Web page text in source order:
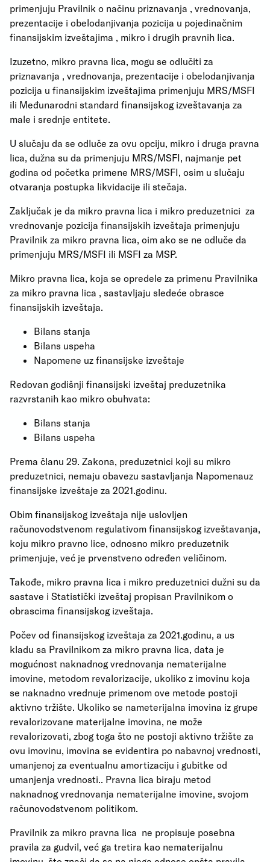
primenjuju Pravilnik o načinu priznavanja , vrednovanja,
prezentacije i obelodanjivanja pozicija u pojedinačnim
finansijskim izveštajima , mikro i drugih pravnih lica.
Izuzetno, mikro pravna lica, mogu se odlučiti za
priznavanja , vrednovanja, prezentacije i obelodanjivanja
pozicija u finansijskim izveštajima primenjuju MRS/MSFI
ili Međunarodni standard finansijskog izveštavanja za
male i srednje entitete.
U slučaju da se odluče za ovu opciju, mikro i druga pravna
lica, dužna su da primenjuju MRS/MSFI, najmanje pet
godina od početka primene MRS/MSFI, osim u slučaju
otvaranja postupka likvidacije ili stečaja.
Zaključak je da mikro pravna lica i mikro preduzetnici za
vrednovanje pozicija finansijskih izveštaja primenjuju
Pravilnik za mikro pravna lica, oim ako se ne odluče da
primenjuju MRS/MSFI ili MSFI za MSP.
Mikro pravna lica, koja se opredele za primenu Pravilnika
za mikro pravna lica , sastavljaju sledeće obrasce
finansijskih izveštaja.
Bilans stanja
Bilans uspeha
Napomene uz finansijske izveštaje
Redovan godišnji finansijski izveštaj preduzetnika
razvrstanih kao mikro obuhvata:
Bilans stanja
Bilans uspeha
Prema članu 29. Zakona, preduzetnici koji su mikro
preduzetnici, nemaju obavezu sastavljanja Napomenauz
finansijske izveštaje za 2021.godinu.
Obim finansijskog izveštaja nije uslovljen
računovodstvenom regulativom finansijskog izveštavanja,
koju mikro pravno lice, odnosno mikro preduzetnik
primenjuje, već je prvenstveno određen veličinom.
Takođe, mikro pravna lica i mikro preduzetnici dužni su da
sastave i Statistički izveštaj propisan Pravilnikom o
obrascima finansijskog izveštaja.
Počev od finansijskog izveštaja za 2021.godinu, a us
kladu sa Pravilnikom za mikro pravna lica, data je
mogućnost naknadnog vrednovanja nematerijalne
imovine, metodom revalorizacije, ukoliko z imovinu koja
se naknadno vrednuje primenom ove metode postoji
aktivno tržište. Ukoliko se nameterijalna imovina iz grupe
revalorizovane materijalne imovina, ne može
revalorizovati, zbog toga što ne postoji aktivno tržište za
ovu imovinu, imovina se evidentira po nabavnoj vrednosti,
umanjenoj za eventualnu amortizaciju i gubitke od
umanjenja vrednosti.. Pravna lica biraju metod
naknadnog vrednovanja nematerijalne imovine, svojom
računovodstvenom politikom.
Pravilnik za mikro pravna lica ne propisuje posebna
pravila za gudvil, već ga tretira kao nematerijalnu